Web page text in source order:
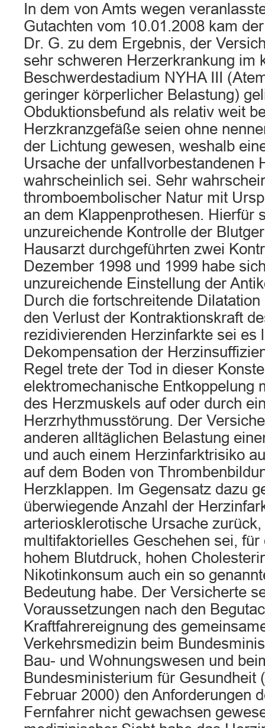
In dem von Amts wegen
Gutachten vom 10.01.2008 kam
Dr. G. zu dem Ergebnis, der
sehr schweren Herzerkrankung im
Beschwerdestadium NYHA III
geringer körperlicher Belastung)
Obduktionsbefund als relativ weit
Herzkranzgefäße seien ohne
der Lichtung gewesen, weshalb
Ursache der unfallvorbestandenen
wahrscheinlich sei. Sehr
thromboembolischer Natur mit
an dem Klappenprothesen. Hierfür
unzureichende Kontrolle der
Hausarzt durchgeführten zwei
Dezember 1998 und 1999 habe
unzureichende Einstellung der
Durch die fortschreitende
den Verlust der Kontraktionskraft
rezidivierenden Herzinfarkte sei es
Dekompensation der
Regel trete der Tod in dieser
elektromechanische Entkoppelung
des Herzmuskels auf oder durch
Herzrhythmusstörung. Der
anderen alltäglichen Belastung
und auch einem Herzinfarktrisiko
auf dem Boden von
Herzklappen. Im Gegensatz dazu
überwiegende Anzahl der
arteriosklerotische Ursache
multifaktorielles Geschehen sei, für
hohem Blutdruck, hohen
Nikotinkonsum auch ein so
Bedeutung habe. Der Versicherte
Voraussetzungen nach den
Kraftfahrereignung des
Verkehrsmedizin beim
Bau- und Wohnungswesen und
Bundesministerium für Gesundheit
Februar 2000) den Anforderungen
Fernfahrer nicht gewachsen